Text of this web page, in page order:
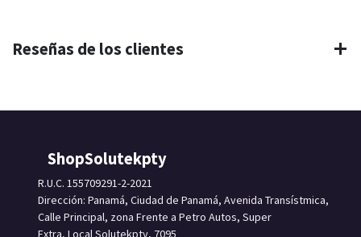
Reseñas de los clientes
ShopSolutekpty
R.U.C. 155709291-2-2021
Dirección: Panamá, Ciudad de Panamá, Avenida Transístmica,
Calle Principal, zona Frente a Petro Autos, Super
Extra, Local Solutekpty, 7095